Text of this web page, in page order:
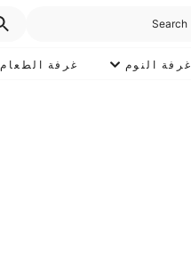
غرفة النوم غرفة الطعام